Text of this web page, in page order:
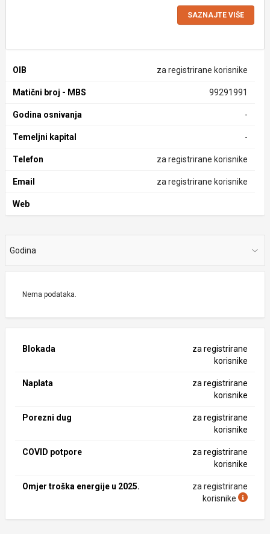
SAZNAJTE VIŠE
OIB za registrirane korisnike
Matični broj - MBS 99291991
Godina osnivanja -
Temeljni kapital -
Telefon za registrirane korisnike
Email za registrirane korisnike
Web
Godina
Nema podataka.
Blokada
za registrirane
korisnike
Naplata
za registrirane
korisnike
Porezni dug
za registrirane
korisnike
COVID potpore
za registrirane
korisnike
Omjer troška energije u 2025.
za registrirane
korisnike